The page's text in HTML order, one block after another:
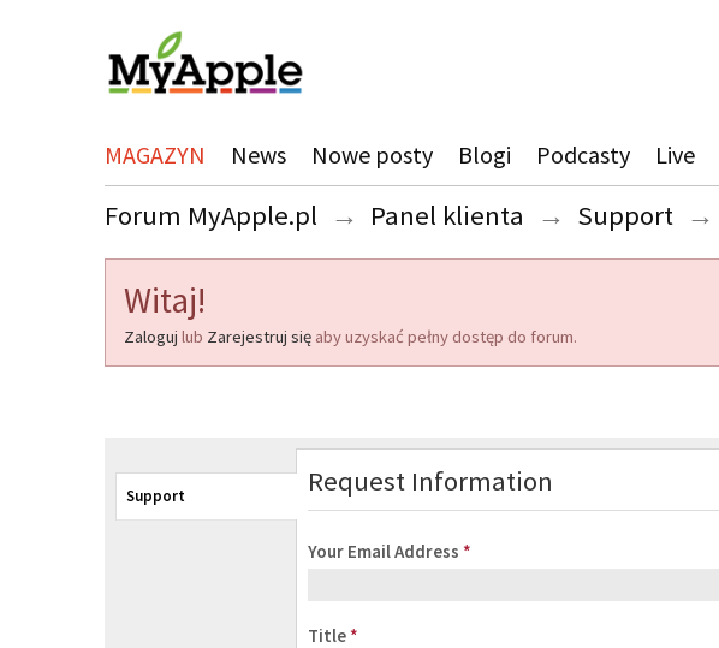
MAGAZYN News Nowe posty Blogi Podcasty Live
Forum MyApple.pl → Panel klienta → Support →
Witaj!
Zaloguj lub Zarejestruj się aby uzyskać pełny dostęp do forum.
Support Request Information
Your Email Address *
Title *